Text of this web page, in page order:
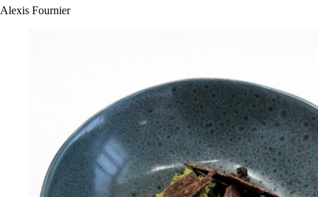
Alexis Fournier